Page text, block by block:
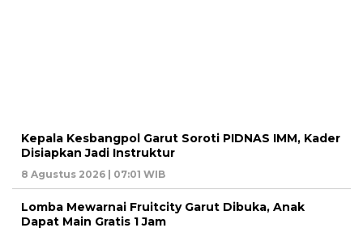
Kepala Kesbangpol Garut Soroti PIDNAS IMM, Kader
Disiapkan Jadi Instruktur
8 Agustus 2026 | 07:01 WIB
Lomba Mewarnai Fruitcity Garut Dibuka, Anak
Dapat Main Gratis 1 Jam